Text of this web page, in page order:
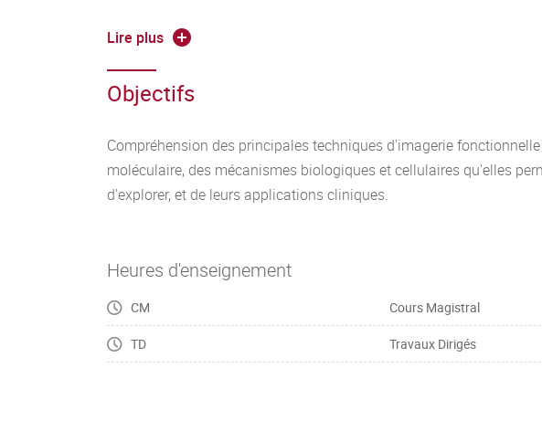
la cardiologie, l’oncologie, la neurologie, les maladies infectieuses.
bibliographique et d’une présentation orale sur un sujet de recherche
d’un enseignant responsable.
Lire plus
Objectifs
Compréhension des principales techniques d'imagerie
moléculaire, des mécanismes biologiques et cellulaires qu'elles
d'explorer, et de leurs applications cliniques.
Heures d'enseignement
CM Cours Magistral
TD Travaux Dirigés